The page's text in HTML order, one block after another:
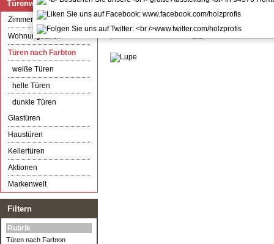
kuporta Edelstahl-Beschlagset
Türenwelt
Zimmertüren
Wohnungstüren
Türen nach Farbton
weiße Türen
helle Türen
dunkle Türen
Glastüren
Haustüren
Kellertüren
Aktionen
Markenwelt
Filtern
Rubrik
Türen nach Farbton